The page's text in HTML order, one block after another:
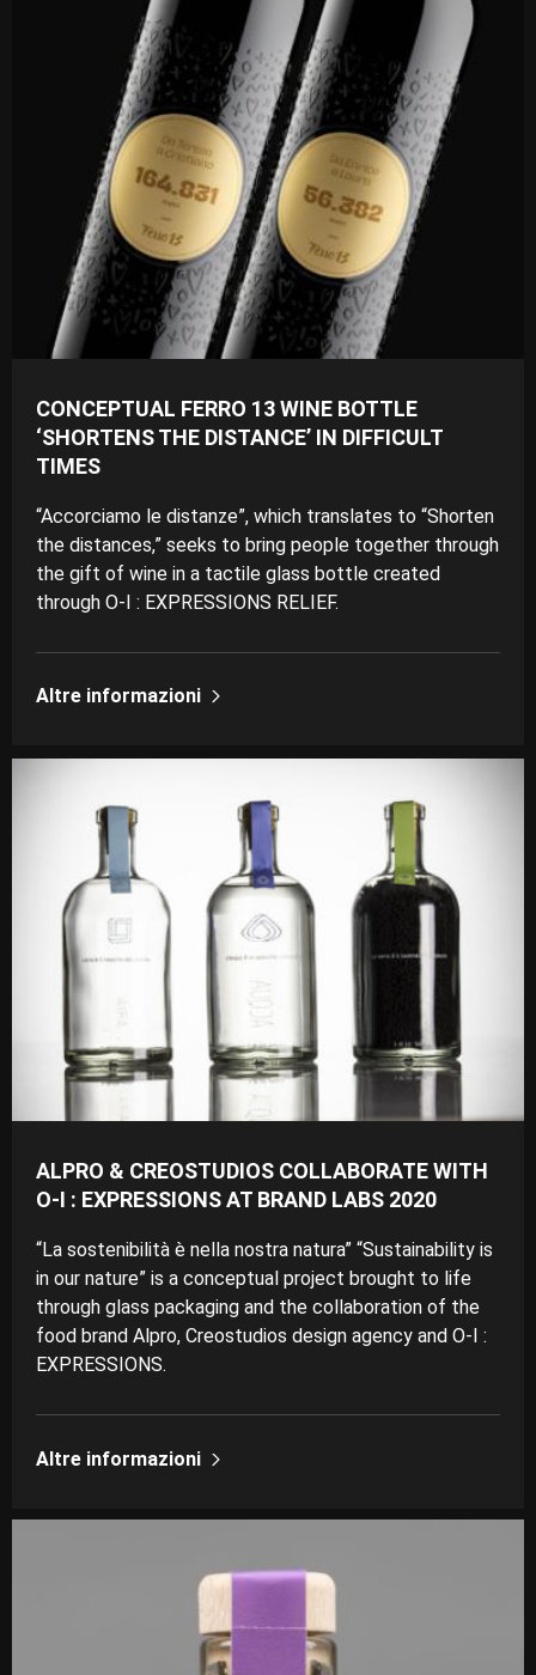
CONCEPTUAL FERRO 13 WINE BOTTLE
‘SHORTENS THE DISTANCE’ IN DIFFICULT
TIMES
“Accorciamo le distanze”, which translates to “Shorten
the distances,” seeks to bring people together through
the gift of wine in a tactile glass bottle created
through O-I : EXPRESSIONS RELIEF.
Altre informazioni
ALPRO & CREOSTUDIOS COLLABORATE WITH
O-I : EXPRESSIONS AT BRAND LABS 2020
“La sostenibilità è nella nostra natura” “Sustainability is
in our nature” is a conceptual project brought to life
through glass packaging and the collaboration of the
food brand Alpro, Creostudios design agency and O-I :
EXPRESSIONS.
Altre informazioni